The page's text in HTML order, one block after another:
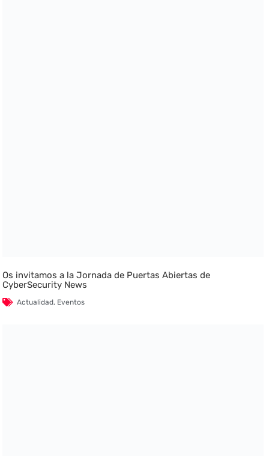
Os invitamos a la Jornada de Puertas Abiertas de
CyberSecurity News
Actualidad, Eventos